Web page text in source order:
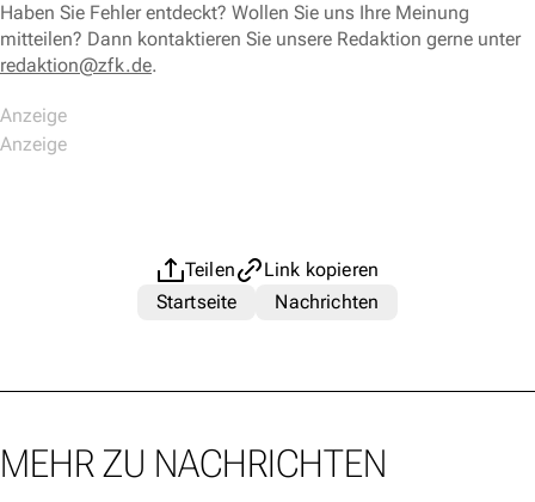
Haben Sie Fehler entdeckt? Wollen Sie uns Ihre Meinung
mitteilen? Dann kontaktieren Sie unsere Redaktion gerne unter
redaktion@zfk.de.
Teilen
Link kopieren
Startseite
Nachrichten
MEHR ZU NACHRICHTEN